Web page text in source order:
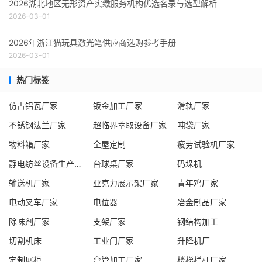
2026湖北地区无形资产实缴服务机构优选名录与选型解析
2026-03-01
2026年浙江猫玩具激光笔供应商选购参考手册
2026-03-01
热门标签
仿古铝瓦厂家 钣金加工厂家
滑轨厂家
不锈钢法兰厂家
超临界萃取设备厂家
吨袋厂家
物料箱厂家
全屋定制
疲劳试验机厂家
静电纺丝设备生产线厂家
台球桌厂家
码垛机
输送机厂家
亚克力展示架厂家
青年鸡厂家
电动叉车厂家
电位器
冶金制品厂家
除味剂厂家
支架厂家
钢结构加工
切割机床
工业门厂家
升降机厂
定制展柜
弯管加工厂家 楼梯栏杆厂家